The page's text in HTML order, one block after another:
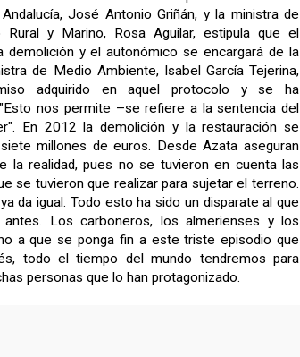
José Antonio Griñán, y la ministra de
y Marino, Rosa Aguilar, estipula que el
demolición y el autonómico se encargará de la
de Medio Ambiente, Isabel García Tejerina,
adquirido en aquel protocolo y se ha
nos permite –se refiere a la sentencia del
En 2012 la demolición y la restauración se
millones de euros. Desde Azata aseguran
la realidad, pues no se tuvieron en cuenta las
se tuvieron que realizar para sujetar el terreno.
da igual. Todo esto ha sido un disparate al que
Los carboneros, los almerienses y los
a que se ponga fin a este triste episodio que
todo el tiempo del mundo tendremos para
personas que lo han protagonizado.